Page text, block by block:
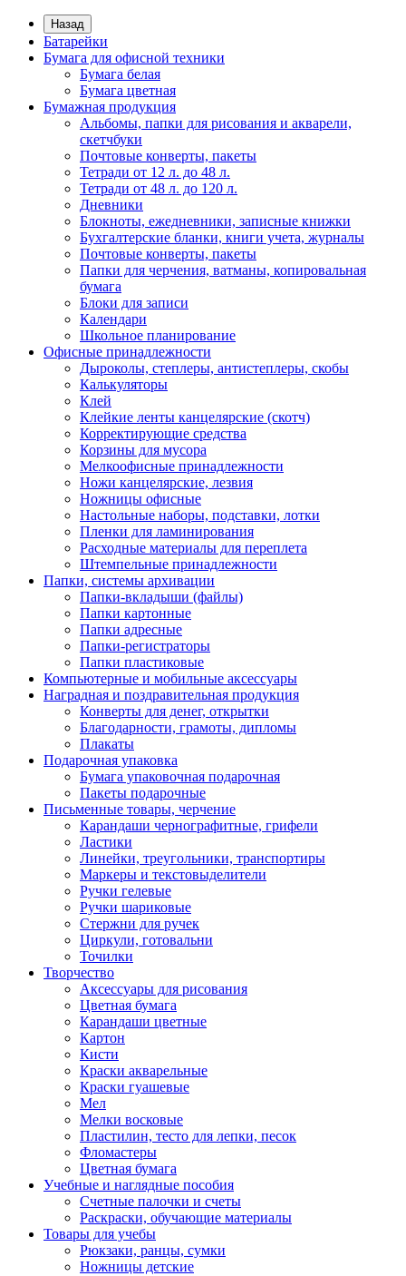
Назад
Батарейки
Бумага для офисной техники
Бумага белая
Бумага цветная
Бумажная продукция
Альбомы, папки для рисования и акварели,
скетчбуки
Почтовые конверты, пакеты
Тетради от 12 л. до 48 л.
Тетради от 48 л. до 120 л.
Дневники
Блокноты, ежедневники, записные книжки
Бухгалтерские бланки, книги учета, журналы
Почтовые конверты, пакеты
Папки для черчения, ватманы, копировальная
бумага
Блоки для записи
Календари
Школьное планирование
Офисные принадлежности
Дыроколы, степлеры, антистеплеры, скобы
Калькуляторы
Клей
Клейкие ленты канцелярские (скотч)
Корректирующие средства
Корзины для мусора
Мелкоофисные принадлежности
Ножи канцелярские, лезвия
Ножницы офисные
Настольные наборы, подставки, лотки
Пленки для ламинирования
Расходные материалы для переплета
Штемпельные принадлежности
Папки, системы архивации
Папки-вкладыши (файлы)
Папки картонные
Папки адресные
Папки-регистраторы
Папки пластиковые
Компьютерные и мобильные аксессуары
Наградная и поздравительная продукция
Конверты для денег, открытки
Благодарности, грамоты, дипломы
Плакаты
Подарочная упаковка
Бумага упаковочная подарочная
Пакеты подарочные
Письменные товары, черчение
Карандаши чернографитные, грифели
Ластики
Линейки, треугольники, транспортиры
Маркеры и текстовыделители
Ручки гелевые
Ручки шариковые
Стержни для ручек
Циркули, готовальни
Точилки
Творчество
Аксессуары для рисования
Цветная бумага
Карандаши цветные
Картон
Кисти
Краски акварельные
Краски гуашевые
Мел
Мелки восковые
Пластилин, тесто для лепки, песок
Фломастеры
Цветная бумага
Учебные и наглядные пособия
Счетные палочки и счеты
Раскраски, обучающие материалы
Товары для учебы
Рюкзаки, ранцы, сумки
Ножницы детские